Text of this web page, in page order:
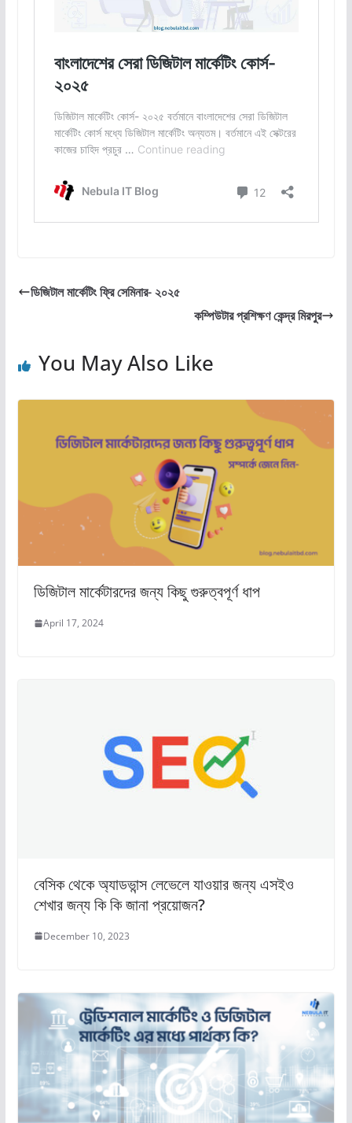
ডিজিটাল মার্কেটিং ফ্রি সেমিনার- ২০২৫
কম্পিউটার প্রশিক্ষণ কেন্দ্র মিরপুর
You May Also Like
ডিজিটাল মার্কেটারদের জন্য কিছু গুরুত্বপূর্ণ ধাপ
April 17, 2024
বেসিক থেকে অ্যাডভান্স লেভেলে যাওয়ার জন্য এসইও
শেখার জন্য কি কি জানা প্রয়োজন?
December 10, 2023